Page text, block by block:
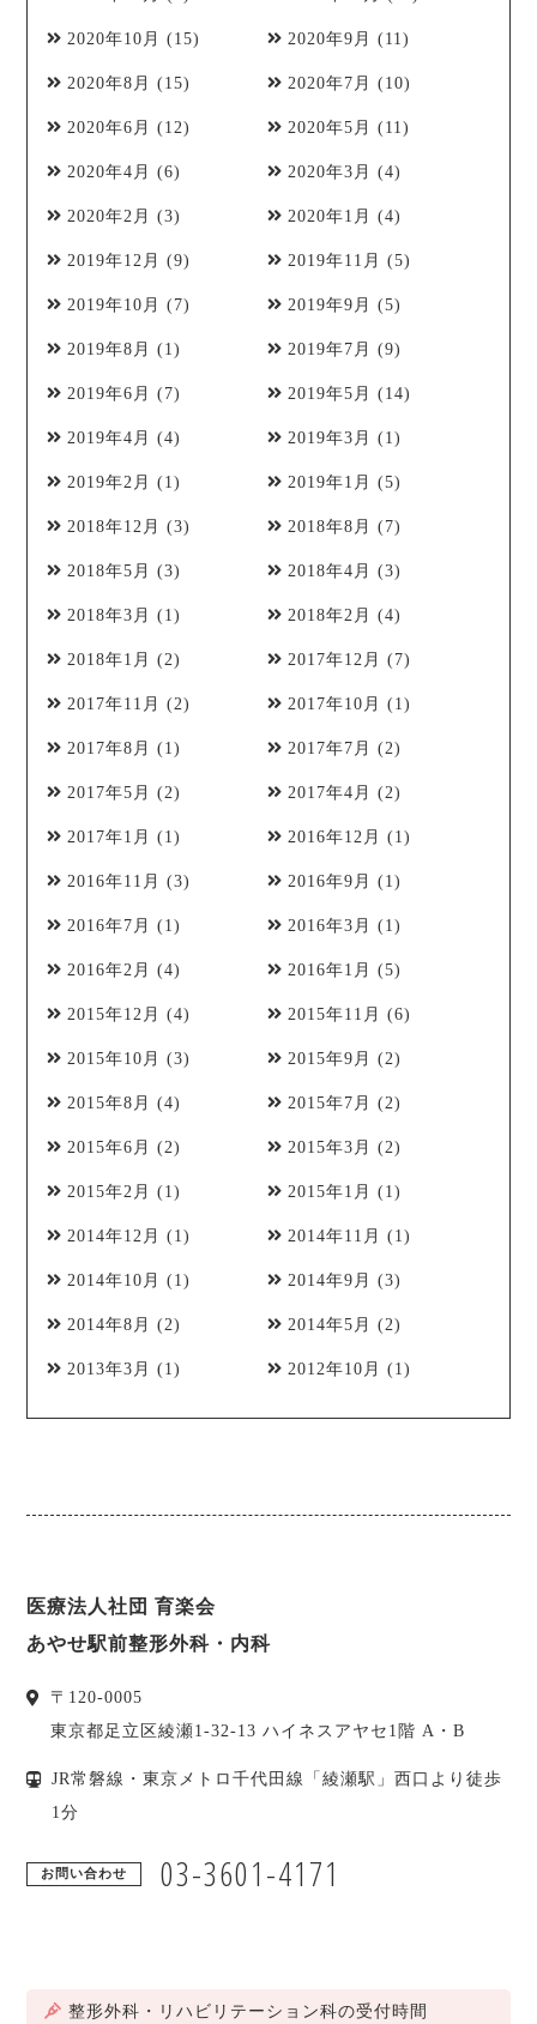
2020年10月 (15) 2020年9月 (11)
2020年8月 (15) 2020年7月 (10)
2020年6月 (12) 2020年5月 (11)
2020年4月 (6) 2020年3月 (4)
2020年2月 (3) 2020年1月 (4)
2019年12月 (9) 2019年11月 (5)
2019年10月 (7) 2019年9月 (5)
2019年8月 (1) 2019年7月 (9)
2019年6月 (7) 2019年5月 (14)
2019年4月 (4) 2019年3月 (1)
2019年2月 (1) 2019年1月 (5)
2018年12月 (3) 2018年8月 (7)
2018年5月 (3) 2018年4月 (3)
2018年3月 (1) 2018年2月 (4)
2018年1月 (2) 2017年12月 (7)
2017年11月 (2) 2017年10月 (1)
2017年8月 (1) 2017年7月 (2)
2017年5月 (2) 2017年4月 (2)
2017年1月 (1) 2016年12月 (1)
2016年11月 (3) 2016年9月 (1)
2016年7月 (1) 2016年3月 (1)
2016年2月 (4) 2016年1月 (5)
2015年12月 (4) 2015年11月 (6)
2015年10月 (3) 2015年9月 (2)
2015年8月 (4) 2015年7月 (2)
2015年6月 (2) 2015年3月 (2)
2015年2月 (1) 2015年1月 (1)
2014年12月 (1) 2014年11月 (1)
2014年10月 (1) 2014年9月 (3)
2014年8月 (2) 2014年5月 (2)
2013年3月 (1) 2012年10月 (1)
医療法人社団 育楽会
あやせ駅前整形外科・内科
〒 120-0005
東京都足立区綾瀬1-32-13 ハイネスアヤセ1階 A・B
JR常磐線・東京メトロ千代田線「綾瀬駅」西口より徒歩
1分
お問い合わせ 03-3601-4171
整形外科・リハビリテーション科の受付時間